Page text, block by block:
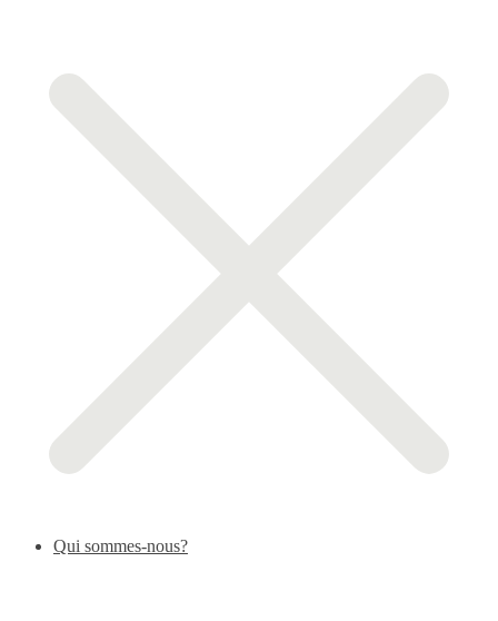
Qui sommes-nous?